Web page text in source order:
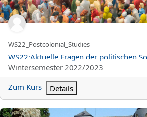
Kurzer Kursname
WS22_Postcolonial_Studies
Kursname
WS22:Aktuelle Fragen der politischen
Kursbereich
Wintersemester 2022/2023
Zum Kurs
Details
WS22:Schriftspracherwerb I: Grundlagen